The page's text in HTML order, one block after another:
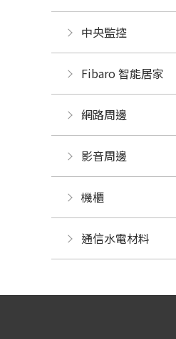
中央監控
Fibaro 智能居家
網路周邊
影音周邊
機櫃
通信水電材料